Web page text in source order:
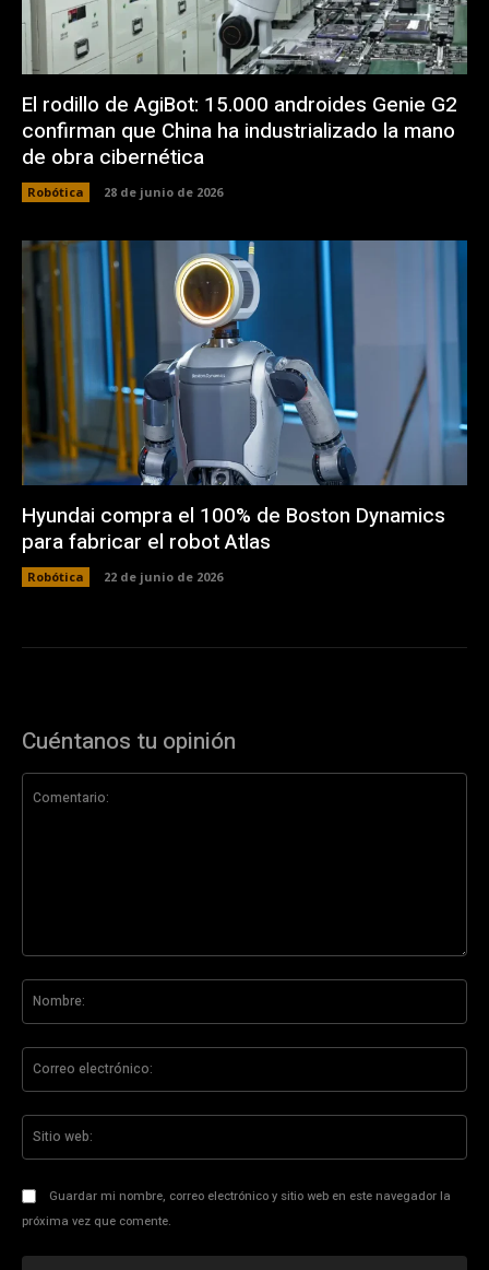
El rodillo de AgiBot: 15.000 androides Genie G2
confirman que China ha industrializado la mano
de obra cibernética
Robótica 28 de junio de 2026
Hyundai compra el 100% de Boston Dynamics
para fabricar el robot Atlas
Robótica 22 de junio de 2026
Cuéntanos tu opinión
Guardar mi nombre, correo electrónico y sitio web en este navegador la
próxima vez que comente.